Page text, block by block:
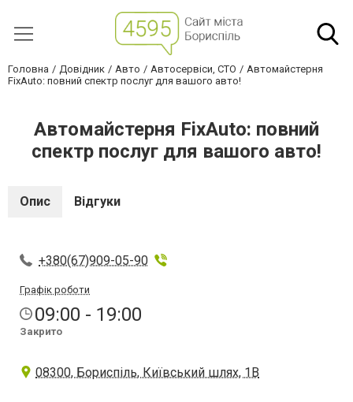
Головна Довідник Авто Автосервіси, СТО
Автомайстерня
FixAuto: повний спектр послуг для вашого авто!
Автомайстерня FixAuto: повний
спектр послуг для вашого авто!
Опис Відгуки
+380(67)909-05-90
Графік роботи
09:00 - 19:00
Закрито
08300, Бориспіль, Київський шлях, 1В